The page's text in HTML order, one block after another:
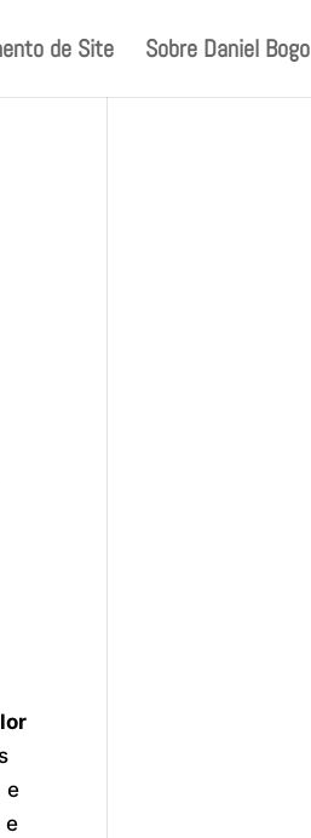
de Site Sobre Daniel Bogo
e
e